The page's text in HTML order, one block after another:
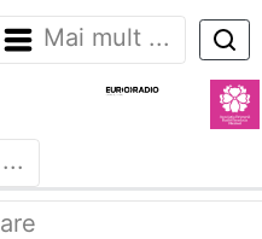
Mai mult ...